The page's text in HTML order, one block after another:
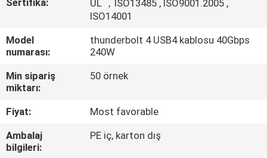
FABRIKA
KALITE
KONTROLÜ
BIZIMLE
İLETIŞIM
Sertifika:
UL ，ISO13485 , ISO9001.2005 ,
ISO14001
Model
numarası:
thunderbolt 4 USB4 kablosu 40Gbps
240W
Min sipariş
miktarı:
50 örnek
Fiyat:
Most favorable
Ambalaj
bilgileri:
PE iç, karton dış